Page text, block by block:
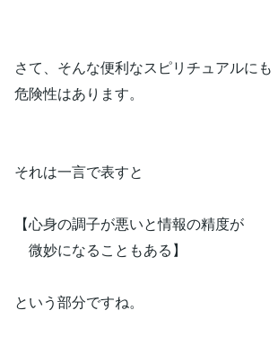
さて、そんな便利なスピリチュアルにも
危険性はあります。
それは一言で表すと
【心身の調子が悪いと情報の精度が
微妙になることもある】
という部分ですね。